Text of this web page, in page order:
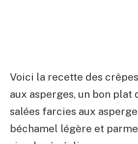
Voici la recette des
aux asperges, un bon plat
salées farcies aux
béchamel légère et